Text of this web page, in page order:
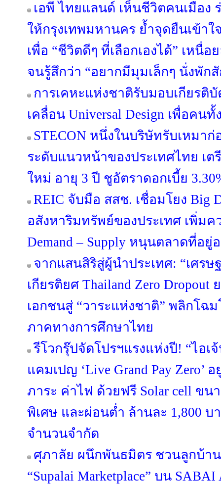
เอพี ไทยแลนด์ เห็นชีวิตคนเมือง
ให้กรุงเทพมหานคร ย้ำจุดยืนเข้าใ
เพื่อ “ชีวิตดีๆ ที่เลือกเองได้” เหนื่
จนรู้สึกว่า “อยากมีมุมเล็กๆ นั่งพัก
การเคหะแห่งชาติรับมอบเกียรติ
เคลื่อน Universal Design เพื่อคนทั้
STECON หนึ่งในบริษัทรับเหมาก่
ระดับแนวหน้าของประเทศไทย เ
ใหม่ อายุ 3 ปี ชูอัตราดอกเบี้ย
REIC จับมือ สสช. เชื่อมโยง Big
อสังหาริมทรัพย์ของประเทศ เพิ่ม
Demand – Supply หนุนตลาดที่อยู่
จากแสนสิริสู่ผู้นำประเทศ: “เศรษ
เกียรติยศ Thailand Zero
เอกชนสู่ “วาระแห่งชาติ” พลิกโฉ
ภาคทางการศึกษาไทย
รีโวกรุ๊ปจัดโปรฯแรงแห่งปี! “ไอเ
แคมเปญ ‘Live Grand Pay Zero’
ภาระ ค่าไฟ ด้วยฟรี Solar cell ขน
พิเศษ และผ่อนต่ำ ล้านละ 1,800
จำนวนจำกัด
ศุภาลัย ผนึกพันธมิตร ชวนลูกบ้าน
“Supalai Marketplace” บน